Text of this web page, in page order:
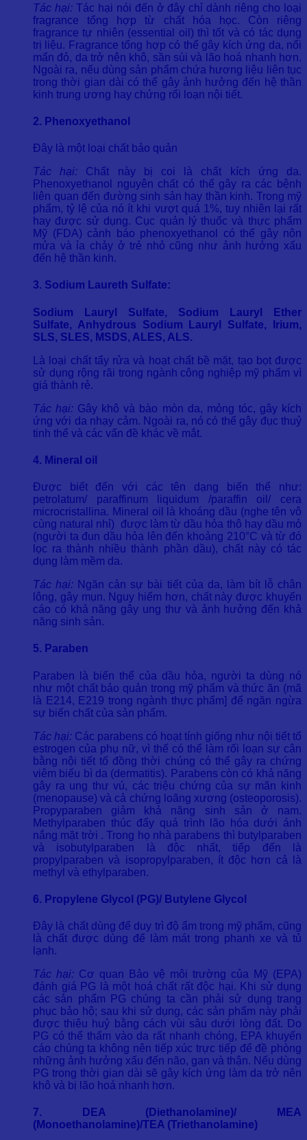
Tác hại: Tác hại nói đến ở đây chỉ dành riêng cho loại
fragrance tổng hợp từ chất hóa học. Còn riêng
fragrance tự nhiên (essential oil) thì tốt và có tác dụng
trị liệu. Fragrance tổng hợp có thể gây kích ứng da, nổi
mẩn đỏ, da trở nên khô, sần sùi và lão hoá nhanh hơn.
Ngoài ra, nếu dùng sản phẩm chứa hương liệu liên tục
trong thời gian dài có thể gây ảnh hưởng đến hệ thần
kinh trung ương hay chứng rối loạn nội tiết.
2. Phenoxyethanol
Đây là một loại chất bảo quản
Tác hại: Chất này bị coi là chất kích ứng da.
Phenoxyethanol nguyên chất có thể gây ra các bệnh
liên quan đến đường sinh sản hay thần kinh. Trong mỹ
phẩm, tỷ lệ của nó ít khi vượt quá 1%, tuy nhiên lại rất
hay được sử dụng. Cục quản lý thuốc và thực phẩm
Mỹ (FDA) cảnh báo phenoxyethanol có thể gây nôn
mửa và ỉa chảy ở trẻ nhỏ cũng như ảnh hưởng xấu
đến hệ thần kinh.
3. Sodium Laureth Sulfate:
Sodium Lauryl Sulfate, Sodium Lauryl Ether
Sulfate, Anhydrous Sodium Lauryl Sulfate, Irium,
SLS, SLES, MSDS, ALES, ALS.
Là loại chất tẩy rửa và hoạt chất bề mặt, tạo bọt được
sử dụng rộng rãi trong ngành công nghiệp mỹ phẩm vì
giá thành rẻ.
Tác hại: Gây khô và bào mòn da, mỏng tóc, gây kích
ứng với da nhạy cảm. Ngoài ra, nó có thể gây đục thuỷ
tinh thể và các vấn đề khác về mắt.
4. Mineral oil
Được biết đến với các tên dạng biến thể như:
petrolatum/ paraffinum liquidum /paraffin oil/ cera
microcristallina. Mineral oil là khoáng dầu (nghe tên vô
cùng natural nhỉ) được làm từ dầu hỏa thô hay dầu mỏ
(người ta đun dầu hỏa lên đến khoảng 210°C và từ đó
lọc ra thành nhiều thành phần dầu), chất này có tác
dụng làm mềm da.
Tác hại: Ngăn cản sự bài tiết của da, làm bít lỗ chân
lông, gây mụn. Nguy hiểm hơn, chất này được khuyến
cáo có khả năng gây ung thư và ảnh hưởng đến khả
năng sinh sản.
5. Paraben
Paraben là biến thể của dầu hỏa, người ta dùng nó
như một chất bảo quản trong mỹ phẩm và thức ăn (mã
là E214, E219 trong ngành thực phẩm] để ngăn ngừa
sự biến chất của sản phẩm.
Tác hại: Các parabens có hoạt tính giống như nội tiết tố
estrogen của phụ nữ, vì thế có thể làm rối loạn sự cân
bằng nội tiết tố đồng thời chúng có thể gây ra chứng
viêm biểu bì da (dermatitis). Parabens còn có khả năng
gây ra ung thư vú, các triệu chứng của sự mãn kinh
(menopause) và cả chứng loãng xương (osteoporosis).
Propyparaben giảm khả năng sinh sản ở nam.
Methylparaben thúc đẩy quá trình lão hóa dưới ánh
nắng mặt trời . Trong họ nhà parabens thì butylparaben
và isobutylparaben là độc nhất, tiếp đến là
propylparaben và isopropylparaben, ít độc hơn cả là
methyl và ethylparaben.
6. Propylene Glycol (PG)/ Butylene Glycol
Đây là chất dùng để duy trì độ ẩm trong mỹ phẩm, cũng
là chất được dùng để làm mát trong phanh xe và tủ
lạnh.
Tác hại: Cơ quan Bảo vệ môi trường của Mỹ (EPA)
đánh giá PG là một hoá chất rất độc hại. Khi sử dụng
các sản phẩm PG chúng ta cần phải sử dụng trang
phục bảo hộ; sau khi sử dụng, các sản phẩm này phải
được thiêu huỷ bằng cách vùi sâu dưới lòng đất. Do
PG có thể thấm vào da rất nhanh chóng, EPA khuyến
cáo chúng ta không nên tiếp xúc trực tiếp để đề phòng
những ảnh hưởng xấu đến não, gan và thận. Nếu dùng
PG trong thời gian dài sẽ gây kích ứng làm da trở nên
khô và bị lão hoá nhanh hơn.
7. DEA (Diethanolamine)/ MEA
(Monoethanolamine)/TEA (Triethanolamine)